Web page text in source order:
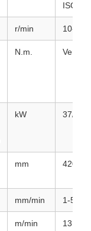
ISO50
r/min 10-
N.m.
kW 37/44
mm
mm/min 1-5000
m/min 13